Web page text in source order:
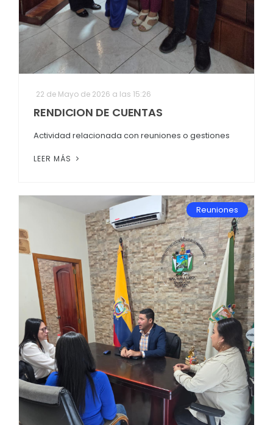
22 de Mayo de 2026 a las 15:26
RENDICION DE CUENTAS
Actividad relacionada con reuniones o gestiones
LEER MÁS
Reuniones